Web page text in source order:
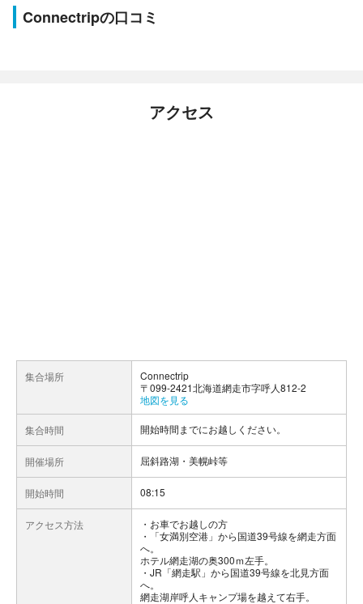
Connectripの口コミ
アクセス
集合場所
Connectrip
〒099-2421北海道網走市字呼人812-2
地図を見る
集合時間 開始時間までにお越しください。
開催場所 屈斜路湖・美幌峠等
開始時間 08:15
アクセス方法
お車でお越しの方
・「女満別空港」から国道39号線を網走方面
へ。
ホテル網走湖の奥300ｍ左手。
・JR「網走駅」から国道39号線を北見方面
へ。
網走湖岸呼人キャンプ場を越えて右手。